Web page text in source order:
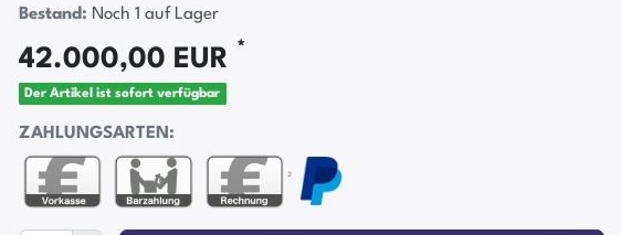
Bestand: Noch 1 auf Lager
42.000,00 EUR *
Der Artikel ist sofort verfügbar
ZAHLUNGSARTEN:
²